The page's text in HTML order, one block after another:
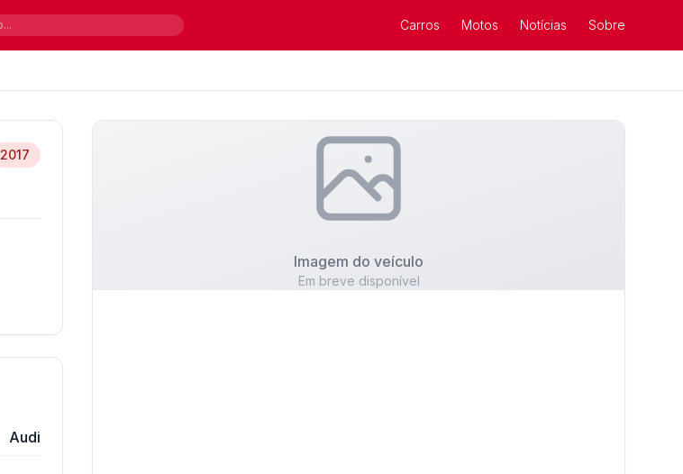
Carros Motos Notícias Sobre
2017
Audi
Imagem do veículo
Em breve disponível